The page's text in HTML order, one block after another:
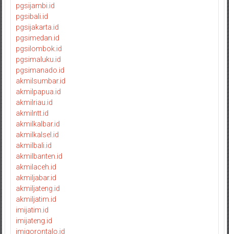
pgsijambi.id
pgsibali.id
pgsijakarta.id
pgsimedan.id
pgsilombok.id
pgsimaluku.id
pgsimanado.id
akmilsumbar.id
akmilpapua.id
akmilriau.id
akmilntt.id
akmilkalbar.id
akmilkalsel.id
akmilbali.id
akmilbanten.id
akmilaceh.id
akmiljabar.id
akmiljateng.id
akmiljatim.id
imijatim.id
imijateng.id
imigorontalo.id